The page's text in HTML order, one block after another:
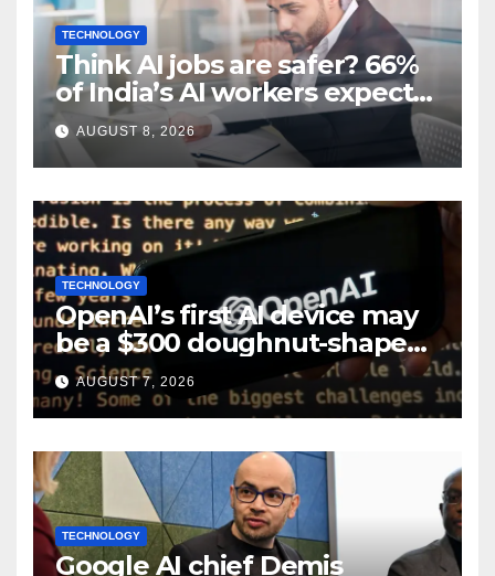
TECHNOLOGY
Think AI jobs are safer? 66%
of India’s AI workers expect
layoffs
AUGUST 8, 2026
TECHNOLOGY
OpenAI’s first AI device may
be a $300 doughnut-shaped
smart speaker: Report
AUGUST 7, 2026
TECHNOLOGY
Google AI chief Demis